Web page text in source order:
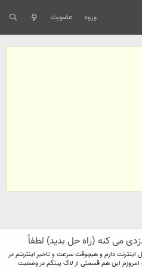
ورود عضویت
دارم و هیچوقت سرعت و تاخیر اینترنتم در
امروزم این هم قسمتی از لاگ پینگم در وضعیت